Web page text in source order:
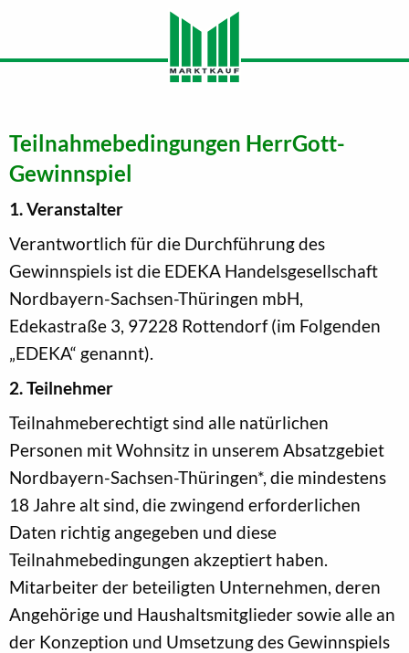
Teilnahmebedingungen HerrGott-
Gewinnspiel
1. Veranstalter
Verantwortlich für die Durchführung des
Gewinnspiels ist die EDEKA Handelsgesellschaft
Nordbayern-Sachsen-Thüringen mbH,
Edekastraße 3, 97228 Rottendorf (im Folgenden
„EDEKA“ genannt).
2. Teilnehmer
Teilnahmeberechtigt sind alle natürlichen
Personen mit Wohnsitz in unserem Absatzgebiet
Nordbayern-Sachsen-Thüringen*, die mindestens
18 Jahre alt sind, die zwingend erforderlichen
Daten richtig angegeben und diese
Teilnahmebedingungen akzeptiert haben.
Mitarbeiter der beteiligten Unternehmen, deren
Angehörige und Haushaltsmitglieder sowie alle an
der Konzeption und Umsetzung des Gewinnspiels